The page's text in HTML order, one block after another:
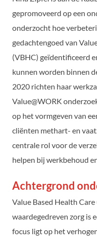
gepromoveerd op een
onderzocht hoe
gedachtengoed van
(VBHC) geïdentificeerd
kunnen worden binnen
2020 richten haar
Value@WORK
op het vormgeven van
cliënten methart- en
centrale rol voor de
helpen bij werkbehoud
Achtergrond
Value Based Health
waardegedreven zorg is
focus ligt op het